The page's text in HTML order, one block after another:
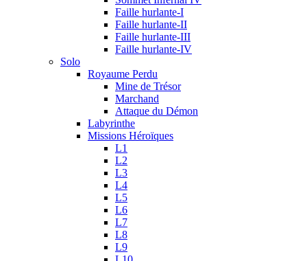
Faille hurlante-I
Faille hurlante-II
Faille hurlante-III
Faille hurlante-IV
Solo
Royaume Perdu
Mine de Trésor
Marchand
Attaque du Démon
Labyrinthe
Missions Héroïques
L1
L2
L3
L4
L5
L6
L7
L8
L9